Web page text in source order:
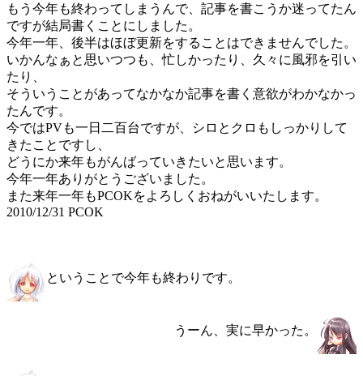
もう今年も終わってしまうんで、記事を書こうか迷ってたん
ですが結局書くことにしました。
今年一年、後半はほぼ更新をすることはできませんでした。
いかんなぁと思いつつも、忙しかったり、久々に風邪を引い
たり、
そういうことがあってなかなか記事を書く意欲がわかなかっ
たんです。
今ではPVも一日二百台ですが、シロとクロもしっかりして
きたことですし、
どうにか来年もがんばっていきたいと思います。
今年一年ありがとうございました。
また来年一年もPCOKをよろしくおねがいいたします。
2010/12/31 PCOK
ということで今年も終わりです。
うーん、実に早かった。